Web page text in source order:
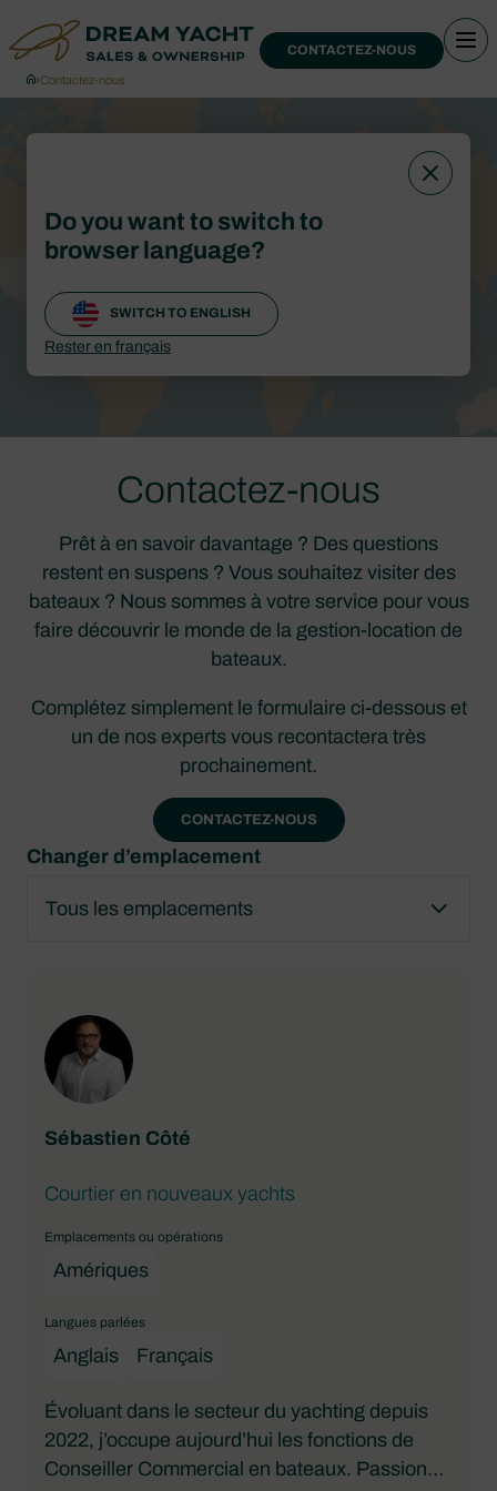
CONTACTEZ-NOUS
›Contactez-nous
Contactez-nous
Prêt à en savoir davantage ? Des questions
restent en suspens ? Vous souhaitez visiter des
bateaux ? Nous sommes à votre service pour vous
faire découvrir le monde de la gestion-location de
bateaux.
Complétez simplement le formulaire ci-dessous et
un de nos experts vous recontactera très
prochainement.
CONTACTEZ-NOUS
Changer d’emplacement
Sébastien Côté
Courtier en nouveaux yachts
Emplacements ou opérations
Amériques
Langues parlées
Anglais Français
Évoluant dans le secteur du yachting depuis
2022, j’occupe aujourd’hui les fonctions de
Conseiller Commercial en bateaux. Passionné
Do you want to switch to
browser language?
SWITCH TO ENGLISH
Rester en français